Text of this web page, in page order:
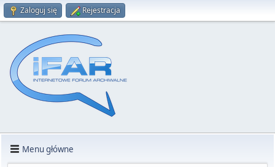
Zaloguj się Rejestracja
Menu główne